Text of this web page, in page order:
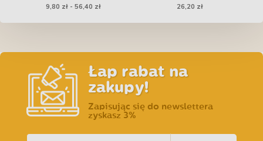
9,80 zł - 56,40 zł 26,20 zł
Łap rabat na
zakupy!
Zapisując się do newslettera
zyskasz 3%